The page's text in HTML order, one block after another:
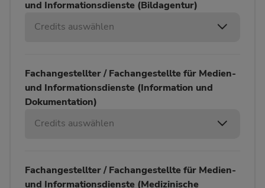
und Informationsdienste (Bildagentur)
Credits auswählen
Fachangestellter / Fachangestellte für Medien-
und Informationsdienste (Information und
Dokumentation)
Credits auswählen
Fachangestellter / Fachangestellte für Medien-
und Informationsdienste (Medizinische